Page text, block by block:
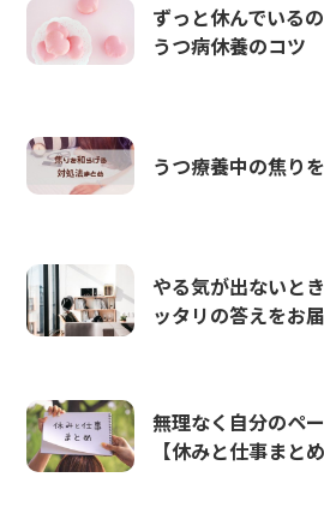
ずっと休んでいる
うつ病休養のコツ
うつ療養中の焦り
やる気が出ないと
ッタリの答えをお
無理なく自分のペ
【休みと仕事まとめ